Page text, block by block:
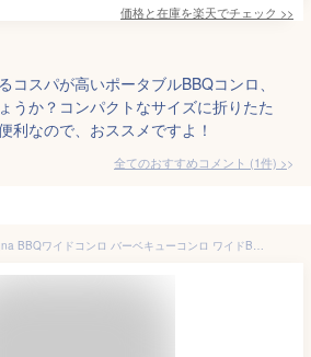
価格と在庫を楽天でチェック >>
コスパが高いポータブルBBQコンロ、
うか？コンパクトなサイズに折りたた
利なので、おススメですよ！
全てのおすすめコメント (1件) >
【送料無料】Montagna BBQワイドコンロ バーベキューコンロ ワイドBBQコンロ キャンプ用品 バーベキューグリル ポータブルコンロ コンパクト 炭火式 キャンプ アウトドア バーベキュー ファミキャン コンロ HAC3940